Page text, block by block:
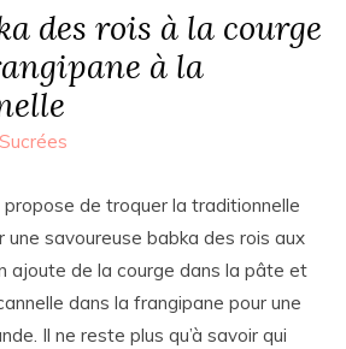
des rois à la courge
à la
de troquer la traditionnelle
savoureuse babka des rois aux
ajoute de la courge dans la pâte et
dans la frangipane pour une
Il ne reste plus qu’à savoir qui